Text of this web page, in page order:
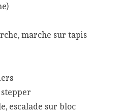
marche sur tapis
escalade sur bloc